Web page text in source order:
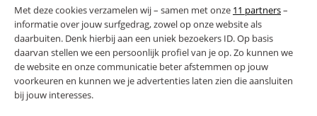
Met deze cookies verzamelen wij – samen met onze 11 partners–
informatie over jouw surfgedrag, zowel op onze website als
daarbuiten. Denk hierbij aan een uniek bezoekers ID. Op basis
daarvan stellen we een persoonlijk profiel van je op. Zo kunnen we
de website en onze communicatie beter afstemmen op jouw
voorkeuren en kunnen we je advertenties laten zien die aansluiten
bij jouw interesses.
PRODUCTEIGENSCHAPPEN
PLUS- EN MINPUNTEN
FAQ